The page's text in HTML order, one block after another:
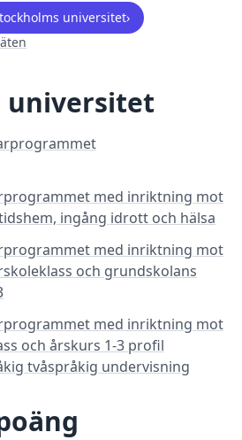
universitet›
universitet
med inriktning mot
ingång idrott och hälsa
med inriktning mot
och grundskolans
med inriktning mot
och årskurs 1-3 profil
tvåspråkig undervisning